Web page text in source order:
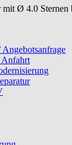
Ø 4.0 Sternen
Anfahrt